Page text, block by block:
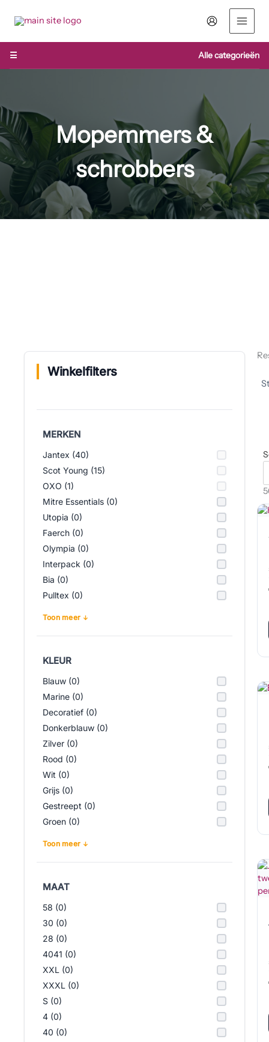
naar
inhoud
☰
Alle categorieën
Mopemmers &
schrobbers
Winkelfilters
MERKEN
Jantex (40)
Scot Young (15)
OXO (1)
Mitre Essentials (0)
Utopia (0)
Faerch (0)
Olympia (0)
Interpack (0)
Bia (0)
Pulltex (0)
Toon meer
KLEUR
Blauw (0)
Marine (0)
Decoratief (0)
Donkerblauw (0)
Zilver (0)
Rood (0)
Wit (0)
Grijs (0)
Gestreept (0)
Groen (0)
Toon meer
MAAT
58 (0)
30 (0)
28 (0)
4041 (0)
XXL (0)
XXXL (0)
S (0)
4 (0)
40 (0)